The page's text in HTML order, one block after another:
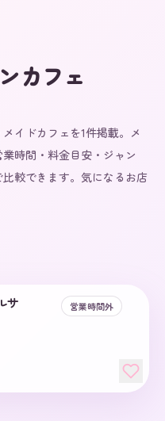
カフェ
イドカフェを1件掲載。メ
時間・料金目安・ジャン
較できます。気になるお店
サ
営業時間外